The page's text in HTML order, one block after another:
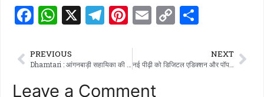
F
c
e
b
W
at
s
A
X T
g
ra
Pi
te
re
st
E
l
C
y
ar
e
PREVIOUS
Dhamtari : आंगनबाड़ी सहायिका की भर्ती के लिए अंतिम सूची जारी
NEXT
नई पीढ़ी को डिजिटल एडिक्शन और पॉपकॉर्न स्टेटस से बाहर निकलने की आवश्यकता है – रमेन डेका
Leave a Comment